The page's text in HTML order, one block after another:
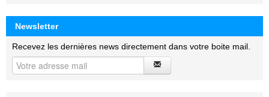
Newsletter
Recevez les dernières news directement dans votre boite mail.